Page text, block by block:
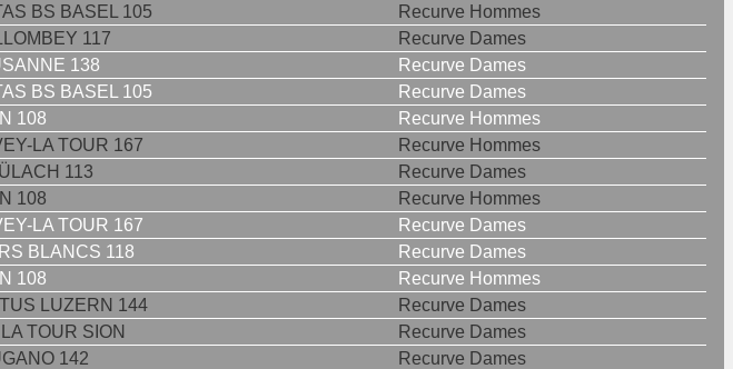
BS BASEL 105
Recurve Hommes
117
Recurve Dames
138
Recurve Dames
BS BASEL 105
Recurve Dames
108
Recurve Hommes
LA TOUR 167
Recurve Hommes
113
Recurve Dames
108
Recurve Hommes
LA TOUR 167
Recurve Dames
BLANCS 118
Recurve Dames
108
Recurve Hommes
LUZERN 144
Recurve Dames
TOUR SION
Recurve Dames
142
Recurve Dames